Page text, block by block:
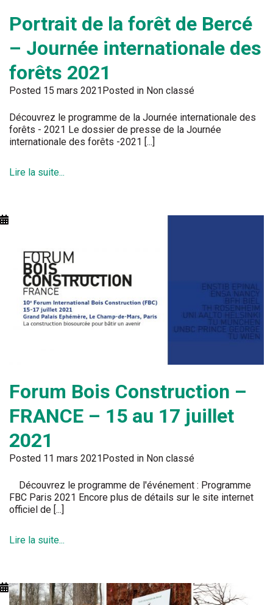
Portrait de la forêt de Bercé
– Journée internationale des
forêts 2021
Posted 15 mars 2021 Posted in Non classé
Découvrez le programme de la Journée internationale des
forêts - 2021 Le dossier de presse de la Journée
internationale des forêts -2021 [...]
Lire la suite...
Forum Bois Construction –
FRANCE – 15 au 17 juillet
2021
Posted 11 mars 2021Posted in Non classé
Découvrez le programme de l'événement : Programme
FBC Paris 2021 Encore plus de détails sur le site internet
officiel de [...]
Lire la suite...